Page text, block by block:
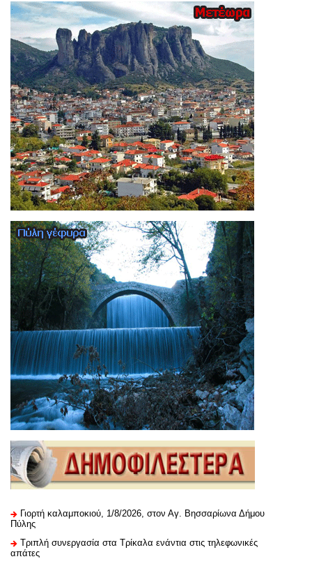
Γιορτή καλαμποκιού, 1/8/2026, στον Αγ. Βησσαρίωνα Δήμου
Πύλης
Τριπλή συνεργασία στα Τρίκαλα ενάντια στις τηλεφωνικές
απάτες